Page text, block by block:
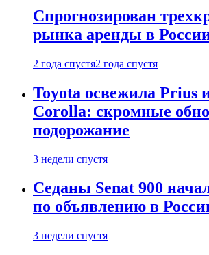
Спрогнозирован
рынка аренды в
2 года спустя2 года спустя
Toyota освежила Prius
Corolla: скромные
подорожание
3 недели спустя
Седаны Senat 900
по объявлению в
3 недели спустя